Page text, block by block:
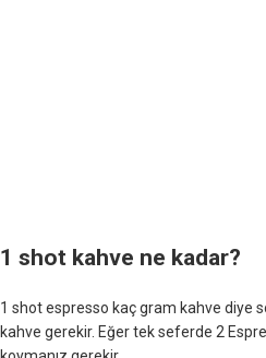
1 shot kahve ne kadar?
1 shot espresso kaç gram kahve diye
kahve gerekir. Eğer tek seferde 2